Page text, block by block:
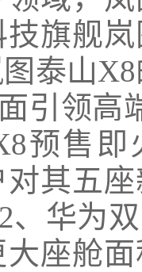
旗舰
泰山
引领高
预售
其五
、华为
大座舱